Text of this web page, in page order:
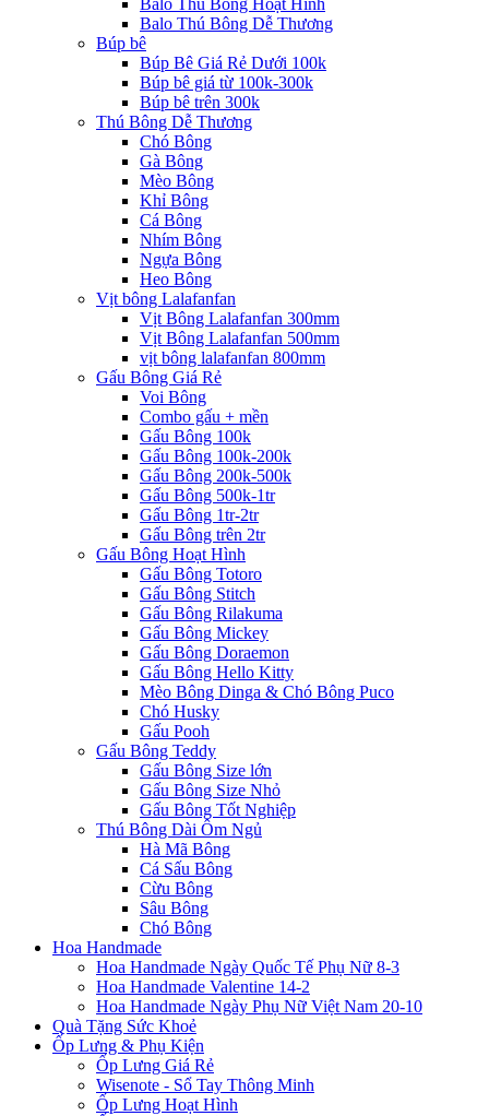
Balo Thú Bông Hoạt Hình
Balo Thú Bông Dễ Thương
Búp bê
Búp Bê Giá Rẻ Dưới 100k
Búp bê giá từ 100k-300k
Búp bê trên 300k
Thú Bông Dễ Thương
Chó Bông
Gà Bông
Mèo Bông
Khỉ Bông
Cá Bông
Nhím Bông
Ngựa Bông
Heo Bông
Vịt bông Lalafanfan
Vịt Bông Lalafanfan 300mm
Vịt Bông Lalafanfan 500mm
vịt bông lalafanfan 800mm
Gấu Bông Giá Rẻ
Voi Bông
Combo gấu + mền
Gấu Bông 100k
Gấu Bông 100k-200k
Gấu Bông 200k-500k
Gấu Bông 500k-1tr
Gấu Bông 1tr-2tr
Gấu Bông trên 2tr
Gấu Bông Hoạt Hình
Gấu Bông Totoro
Gấu Bông Stitch
Gấu Bông Rilakuma
Gấu Bông Mickey
Gấu Bông Doraemon
Gấu Bông Hello Kitty
Mèo Bông Dinga & Chó Bông Puco
Chó Husky
Gấu Pooh
Gấu Bông Teddy
Gấu Bông Size lớn
Gấu Bông Size Nhỏ
Gấu Bông Tốt Nghiệp
Thú Bông Dài Ôm Ngủ
Hà Mã Bông
Cá Sấu Bông
Cừu Bông
Sâu Bông
Chó Bông
Hoa Handmade
Hoa Handmade Ngày Quốc Tế Phụ Nữ 8-3
Hoa Handmade Valentine 14-2
Hoa Handmade Ngày Phụ Nữ Việt Nam 20-10
Quà Tặng Sức Khoẻ
Ốp Lưng & Phụ Kiện
Ốp Lưng Giá Rẻ
Wisenote - Sổ Tay Thông Minh
Ốp Lưng Hoạt Hình